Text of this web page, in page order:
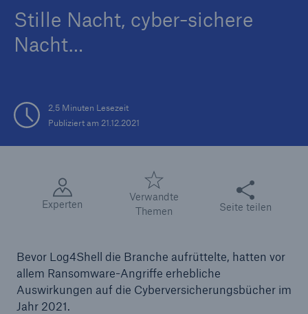
Stille Nacht, cyber-sichere
Nacht…
2,5 Minuten Lesezeit
Publiziert am 21.12.2021
Experten
Verwandte
Themen
Diese Seite
Seite teilen
Bevor Log4Shell die Branche aufrüttelte, hatten vor
allem Ransomware-Angriffe erhebliche
Auswirkungen auf die Cyberversicherungsbücher im
Jahr 2021.
Reinsurance Property/Casualty